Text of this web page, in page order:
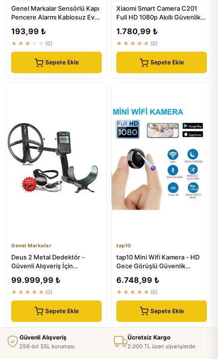
Genel Markalar Sensörlü Kapı
Pencere Alarmı Kablosuz Ev
193,99 ₺
★★★★★ (0)
Sepete Ekle
Xiaomi Smart Camera C201
Full HD 1080p Akıllı Güvenlik
1.780,99 ₺
★★★★★ (0)
Sepete Ekle
Genel Markalar
Deus 2 Metal Dedektör -
Güvenli Alışveriş İçin
99.999,99 ₺
★★★★★ (0)
Sepete Ekle
tap10
tap10 Mini Wifi Kamera - HD
Gece Görüşlü Güvenlik
6.748,99 ₺
★★★★★ (0)
Sepete Ekle
Güvenli Alışveriş
256-bit SSL koruması
Ücretsiz Kargo
2.000 TL üzeri siparişlerde